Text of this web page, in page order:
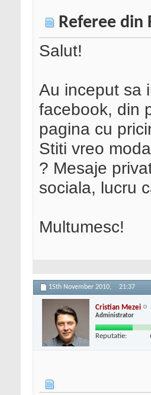
Referee din
Salut!
Au inceput sa
facebook, din
pagina cu
Stiti vreo
? Mesaje
sociala, lucru
Multumesc!
15th November 2010, 21:37
Cristian Mezei
Administrator
Reputatie: